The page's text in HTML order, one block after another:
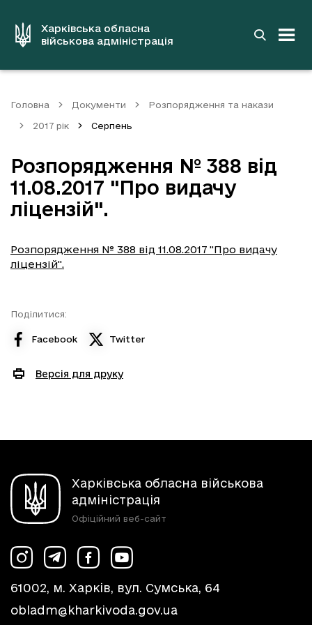
вмістуХарківська обласна
військова адміністрація
Головна Документи Розпорядження та накази
2017 рік Серпень
Розпорядження № 388 від
11.08.2017 "Про видачу
ліцензій".
Розпорядження № 388 від 11.08.2017 "Про видачу
ліцензій".
Поділитися:
Facebook Twitter
Версія для друку
Харківська обласна військова
адміністрація
Офіційний веб-сайт
61002, м. Харків, вул. Сумська, 64
obladm@kharkivoda.gov.ua